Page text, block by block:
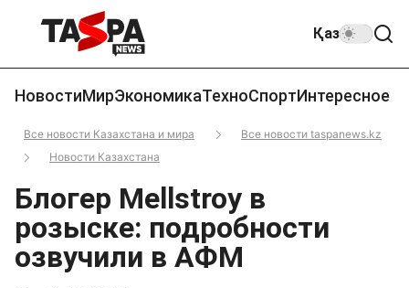
Қаз
НовостиМирЭкономикаТехноСпортИнтересное
Все новости Казахстана и мира
Все новости taspanews.kz
Новости Казахстана
Блогер Mellstroy в
розыске: подробности
озвучили в АФМ